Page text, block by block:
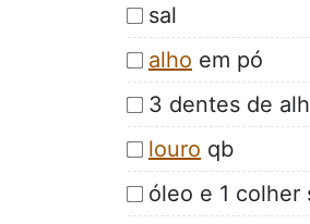
sal
alho em pó
3 dentes de
louro qb
óleo e 1 colher